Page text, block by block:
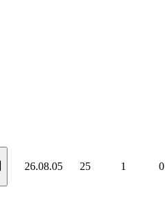
26.08.05 25 1 0